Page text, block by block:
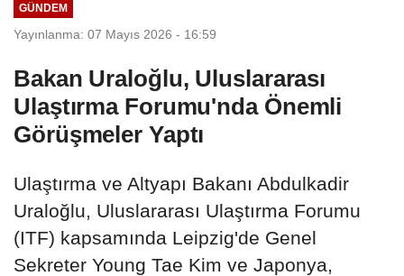
GÜNDEM
Yayınlanma: 07 Mayıs 2026 - 16:59
Bakan Uraloğlu, Uluslararası
Ulaştırma Forumu'nda Önemli
Görüşmeler Yaptı
Ulaştırma ve Altyapı Bakanı Abdulkadir
Uraloğlu, Uluslararası Ulaştırma Forumu
(ITF) kapsamında Leipzig'de Genel
Sekreter Young Tae Kim ve Japonya,